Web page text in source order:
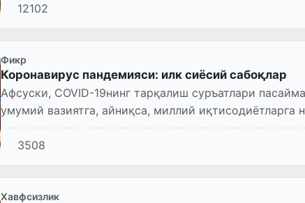
12102
Фикр
Коронавирус пандемияси: илк сиёсий сабоқлар
Афсуски, COVID-19нинг тарқалиш суръатлари
умумий вазиятга, айниқса, миллий иқтисодиётларга
3508
Хавфсизлик